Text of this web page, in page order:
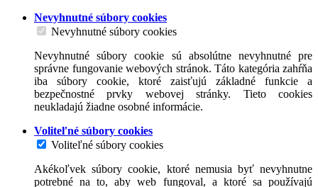
Nevyhnutné súbory cookies
Nevyhnutné súbory cookies
Nevyhnutné súbory cookie sú absolútne nevyhnutné pre
správne fungovanie webových stránok. Táto kategória zahŕňa
iba súbory cookie, ktoré zaisťujú základné funkcie a
bezpečnostné prvky webovej stránky. Tieto cookies
neukladajú žiadne osobné informácie.
Voliteľné súbory cookies
Voliteľné súbory cookies
Akékoľvek súbory cookie, ktoré nemusia byť nevyhnutne
potrebné na to, aby web fungoval, a ktoré sa používajú